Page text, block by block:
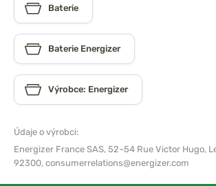
Baterie
Baterie Energizer
Výrobce: Energizer
Údaje o výrobci:
Energizer France SAS, 52–54 Rue Victor Hugo,
92300, consumerrelations@energizer.com